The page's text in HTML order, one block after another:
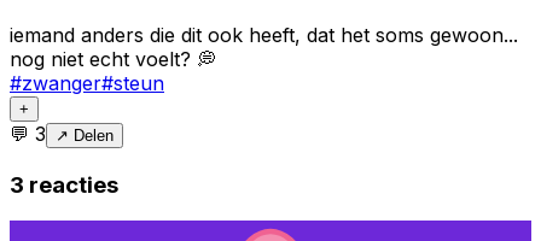
iemand anders die dit ook heeft, dat het soms gewoon...
nog niet echt voelt? 💭
#zwanger#steun
+
💬 3 ↗ Delen
3 reacties